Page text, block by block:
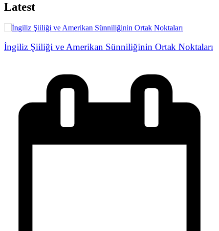
Latest
İngiliz Şiiliği ve Amerikan Sünniliğinin Ortak Noktaları